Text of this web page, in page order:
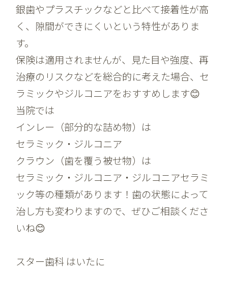
銀歯やプラスチックなどと比べて接着性が高
く、隙間ができにくいという特性がありま
す。
保険は適用されませんが、見た目や強度、再
治療のリスクなどを総合的に考えた場合、セ
ラミックやジルコニアをおすすめします😊
当院では
インレー（部分的な詰め物）は
セラミック・ジルコニア
クラウン（歯を覆う被せ物）は
セラミック・ジルコニア・ジルコニアセラミ
ック等の種類があります！歯の状態によって
治し方も変わりますので、ぜひご相談くださ
いね😊
スター歯科 はいたに